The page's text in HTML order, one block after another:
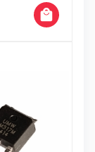
local_mall